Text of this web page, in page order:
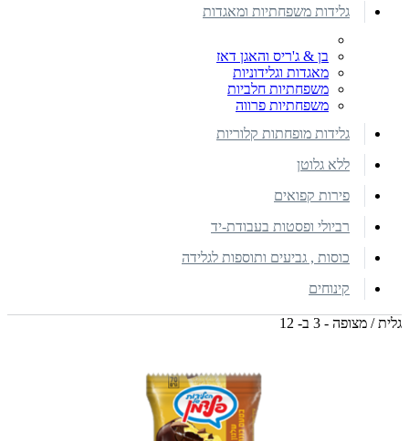
גלידות משפחתיות ומאגדות
בן & ג'ריס והאגן דאז
מאגדות וגלידוניות
משפחתיות חלביות
משפחתיות פרווה
גלידות מופחתות קלוריות
ללא גלוטן
פירות קפואים
רביולי ופסטות בעבודת-יד
כוסות , גביעים ותוספות לגלידה
קינוחים
גלית / מצופה - 3 ב- 12